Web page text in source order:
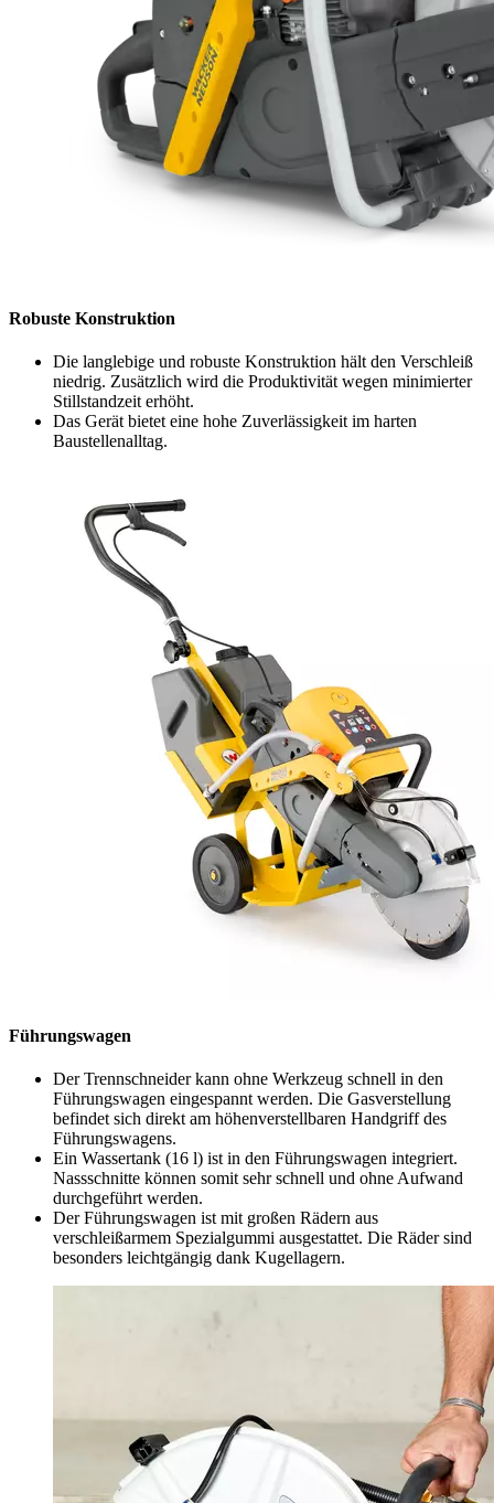
Robuste Konstruktion
Die langlebige und robuste Konstruktion hält den Verschleiß
niedrig. Zusätzlich wird die Produktivität wegen minimierter
Stillstandzeit erhöht.
Das Gerät bietet eine hohe Zuverlässigkeit im harten
Baustellenalltag.
Führungswagen
Der Trennschneider kann ohne Werkzeug schnell in den
Führungswagen eingespannt werden. Die Gasverstellung
befindet sich direkt am höhenverstellbaren Handgriff des
Führungswagens.
Ein Wassertank (16 l) ist in den Führungswagen integriert.
Nassschnitte können somit sehr schnell und ohne Aufwand
durchgeführt werden.
Der Führungswagen ist mit großen Rädern aus
verschleißarmem Spezialgummi ausgestattet. Die Räder sind
besonders leichtgängig dank Kugellagern.